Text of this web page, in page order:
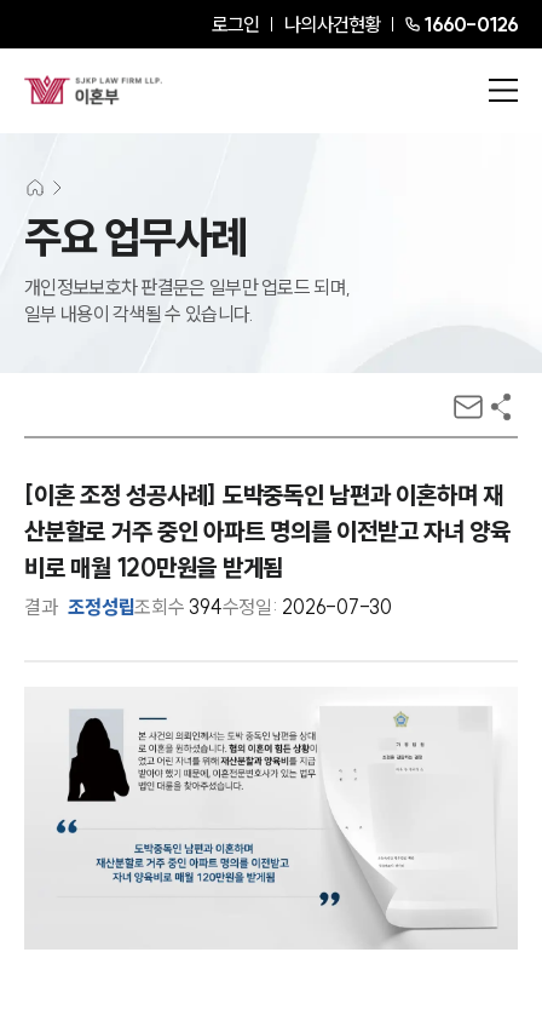
로그인 나의사건현황 1660-0126
주요 업무사례
개인정보보호차 판결문은 일부만 업로드 되며,
일부 내용이 각색될 수 있습니다.
[이혼 조정 성공사례] 도박중독인 남편과 이혼하며 재
산분할로 거주 중인 아파트 명의를 이전받고 자녀 양육
비로 매월 120만원을 받게됨
결과 조정성립조회수 394수정일: 2026-07-30